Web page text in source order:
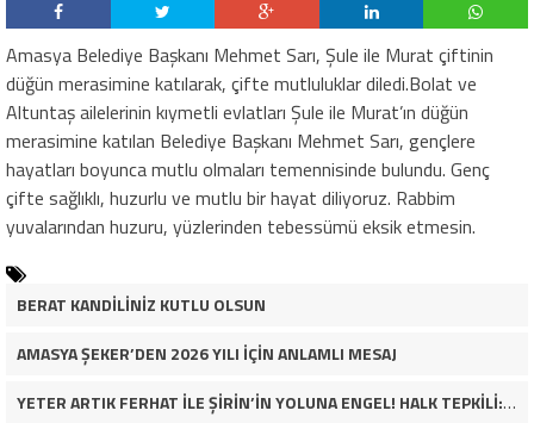
Amasya Belediye Başkanı Mehmet Sarı, Şule ile Murat çiftinin
düğün merasimine katılarak, çifte mutluluklar diledi.Bolat ve
Altuntaş ailelerinin kıymetli evlatları Şule ile Murat’ın düğün
merasimine katılan Belediye Başkanı Mehmet Sarı, gençlere
hayatları boyunca mutlu olmaları temennisinde bulundu. Genç
çifte sağlıklı, huzurlu ve mutlu bir hayat diliyoruz. Rabbim
yuvalarından huzuru, yüzlerinden tebessümü eksik etmesin.
BERAT KANDİLİNİZ KUTLU OLSUN
AMASYA ŞEKER’DEN 2026 YILI İÇİN ANLAMLI MESAJ
YETER ARTIK FERHAT İLE ŞİRİN’İN YOLUNA ENGEL! HALK TEPKİLİ: “YOLU KAPATMAK ÇÖZÜM DEĞİL, GÖREVİNİ YAP!”